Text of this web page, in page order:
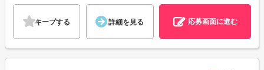
キープする 詳細を見る 応募画面に進む